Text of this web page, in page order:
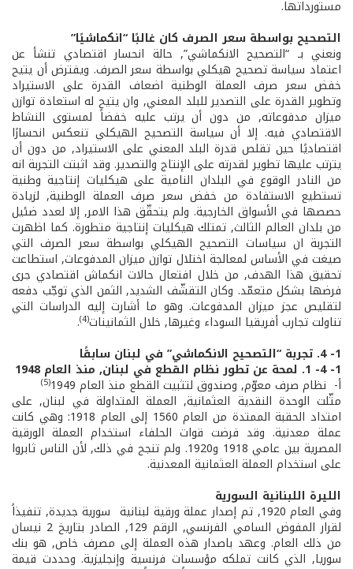
مستورداتها.
التصحيح بواسطة سعر الصرف كان غالبًا “انكماشيًا”
ونعني بـ “التصحيح الانكماشي”, حالة انحسار اقتصادي تنشأ عن
اعتماد سياسة تصحيح هيكلي بواسطة سعر الصرف. ويفترض أن يتيح
خفض سعر صرف العملة الوطنية اضعاف القدرة على الاستيراد
وتطوير القدرة على التصدير للبلد المعني, وان يتيح له استعادة توازن
ميزان مدفوعاته, من دون أن يرتب عليه خفضاً لمستوى النشاط
الاقتصادي فيه. إلا أن سياسة التصحيح الهيكلي تنعكس انحسارًا
اقتصاديًا حين تقلص قدرة البلد المعني على الاستيراد, من دون أن
يترتب عليها تطوير لقدرته على الإنتاج والتصدير. وقد اثبتت التجربة انه
من النادر الوقوع في البلدان النامية على هيكليات إنتاجية وطنية
تستطيع الاستفادة من خفض سعر صرف العملة الوطنية, لزيادة
حصصها في الأسواق الخارجية. ولم يتحقّق هذا الامر, إلا لعدد ضئيل
من بلدان العالم الثالث, تمتلك هيكليات إنتاجية متطورة. كما اظهرت
التجربة ان سياسات التصحيح الهيكلي بواسطة سعر الصرف التي
صيغت في الأساس لمعالجة اختلال توازن ميزان المدفوعات, استطاعت
تحقيق هذا الهدف, من خلال افتعال حالات انكماش اقتصادي جرى
فرضها بشكل متعمّد. وكان التقشّف الشديد, الثمن الذي توجّب دفعه
لتقليص عجز ميزان المدفوعات. وهو ما أشارت إليه الدراسات التي
تناولت تجارب أفريقيا السوداء وغيرها, خلال الثمانينات(4)
.
1- 4. تجربة “التصحيح الانكماشي” في لبنان سابقًا
1- ­4- ­1. لمحة عن تطور نظام القطع في لبنان, منذ العام 1948
أ- ­ نظام صرف معوّم, وصندوق لتثبيت القطع منذ العام 1949 (5)
مثّلت الوحدة النقدية العثمانية, العملة المتداولة في لبنان, على
امتداد الحقبة الممتدة من العام 1560 إلى العام 1918: وهي كانت
عملة معدنية. وقد فرضت قوات الحلفاء استخدام العملة الورقية
المصرية بين عامي 1918 و1920. ولم تنجح في ذلك, لأن الناس ثابروا
على استخدام العملة العثمانية المعدنية.
الليرة اللبنانية السورية
وفي العام 1920, تم إصدار عملة ورقية لبنانية ­ سورية جديدة, تنفيذاً
لقرار المفوض السامي الفرنسي, الرقم 129, الصادر بتاريخ 2 نيسان
من ذلك العام. وعهد باصدار هذه العملة إلى مصرف خاص, هو بنك
سوريا, الذي كانت تملكه مؤسسات فرنسية وإنجليزية. وحددت قيمة